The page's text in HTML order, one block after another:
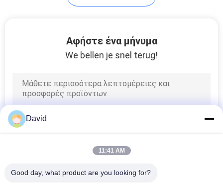
Επένδυση ζωνών
φρένων
Αφήστε ένα μήνυμα
We bellen je snel terug!
David
11:41 AM
Good day, what product are you looking for?